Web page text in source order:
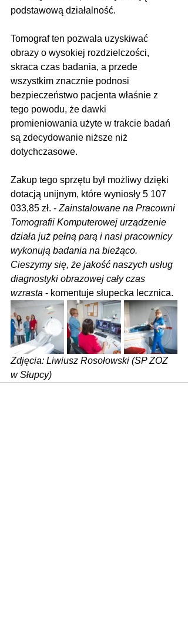
podstawową działalność.
Tomograf ten pozwala uzyskiwać
obrazy o wysokiej rozdzielczości,
skraca czas badania, a przede
wszystkim znacznie podnosi
bezpieczeństwo pacjenta właśnie z
tego powodu, że dawki
promieniowania użyte w trakcie badań
są zdecydowanie niższe niż
dotychczasowe.
Zakup tego sprzętu był możliwy dzięki
dotacją unijnym, które wyniosły 5 107
033,85 zł. - Zainstalowane na Pracowni
Tomografii Komputerowej urządzenie
działa już pełną parą i nasi pracownicy
wykonują badania na bieżąco.
Cieszymy się, że jakość naszych usług
diagnostyki obrazowej cały czas
wzrasta - komentuje słupecka lecznica.
Zdjęcia: Liwiusz Rosołowski (SP ZOZ
w Słupcy)